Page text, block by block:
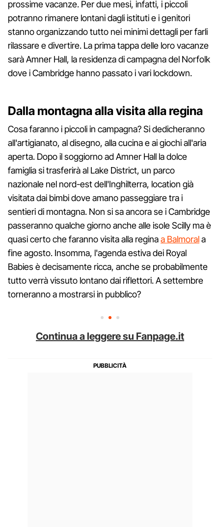
prossime vacanze. Per due mesi, infatti, i piccoli
potranno rimanere lontani dagli istituti e i genitori
stanno organizzando tutto nei minimi dettagli per farli
rilassare e divertire. La prima tappa delle loro vacanze
sarà Amner Hall, la residenza di campagna del Norfolk
dove i Cambridge hanno passato i vari lockdown.
Dalla montagna alla visita alla regina
Cosa faranno i piccoli in campagna? Si dedicheranno
all'artigianato, al disegno, alla cucina e ai giochi all'aria
aperta. Dopo il soggiorno ad Amner Hall la dolce
famiglia si trasferirà al Lake District, un parco
nazionale nel nord-est dell'Inghilterra, location già
visitata dai bimbi dove amano passeggiare tra i
sentieri di montagna. Non si sa ancora se i Cambridge
passeranno qualche giorno anche alle isole Scilly ma è
quasi certo che faranno visita alla reginaa Balmorala
fine agosto. Insomma, l'agenda estiva dei Royal
Babies è decisamente ricca, anche se probabilmente
tutto verrà vissuto lontano dai riflettori. A settembre
torneranno a mostrarsi in pubblico?
Continua a leggere su Fanpage.it